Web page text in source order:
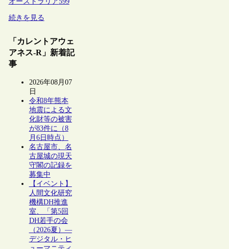
続きを見る
「カレントアウェ
アネス-R」新着記
事
2026年08月07
日
令和8年熊本
地震による文
化財等の被害
が83件に（8
月6日時点）
名古屋市、名
古屋城の現天
守閣の記録を
募集中
【イベント】
人間文化研究
機構DH推進
室、「第5回
DH若手の会
（2026夏）―
デジタル・ヒ